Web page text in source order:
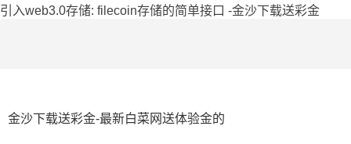
引入web3.0存储: filecoin存储的简单接口 -金沙下载送彩金
金沙下载送彩金-最新白菜网送体验金的